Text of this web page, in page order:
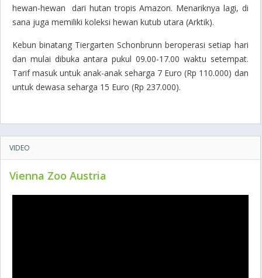
hewan-hewan dari hutan tropis Amazon. Menariknya lagi, di
sana juga memiliki koleksi hewan kutub utara (Arktik).
Kebun binatang Tiergarten Schonbrunn beroperasi setiap hari
dan mulai dibuka antara pukul 09.00-17.00 waktu setempat.
Tarif masuk untuk anak-anak seharga 7 Euro (Rp 110.000) dan
untuk dewasa seharga 15 Euro (Rp 237.000).
VIDEO
Vienna Zoo Austria